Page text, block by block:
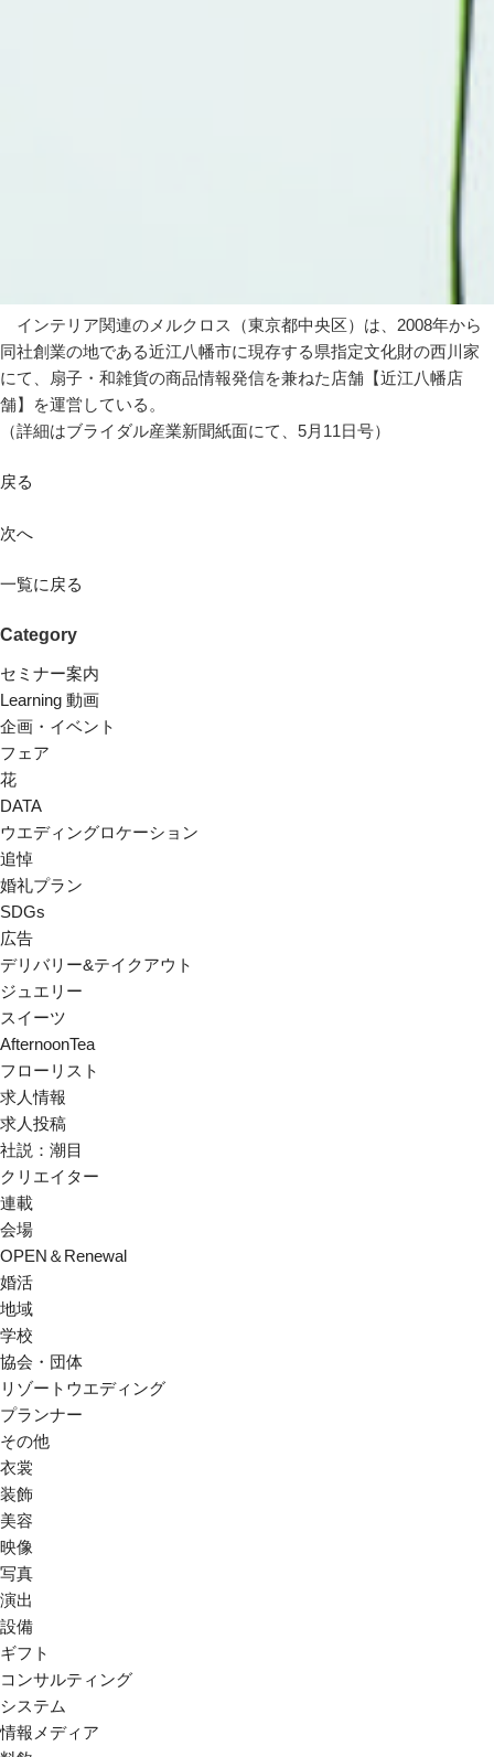
インテリア関連のメルクロス（東京都中央区）は、2008年から
同社創業の地である近江八幡市に現存する県指定文化財の西川家
にて、扇子・和雑貨の商品情報発信を兼ねた店舗【近江八幡店
舗】を運営している。
（詳細はブライダル産業新聞紙面にて、5月11日号）
戻る
次へ
一覧に戻る
Category
セミナー案内
Learning 動画
企画・イベント
フェア
花
DATA
ウエディングロケーション
追悼
婚礼プラン
SDGs
広告
デリバリー&テイクアウト
ジュエリー
スイーツ
AfternoonTea
フローリスト
求人情報
求人投稿
社説：潮目
クリエイター
連載
会場
OPEN＆Renewal
婚活
地域
学校
協会・団体
リゾートウエディング
プランナー
その他
衣裳
装飾
美容
映像
写真
演出
設備
ギフト
コンサルティング
システム
情報メディア